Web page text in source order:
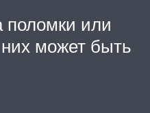
или
может быть